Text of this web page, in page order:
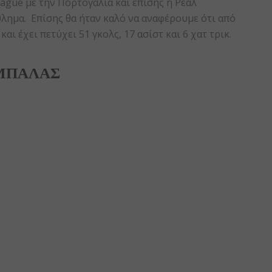
Επίσης θα ήταν καλό να αναφέρουμε ότι από
έχει πετύχει 51 γκολς, 17 ασίστ και 6 χατ τρικ.